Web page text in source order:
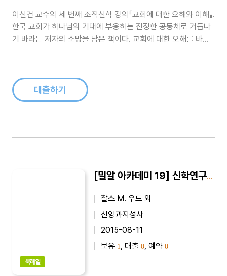
이신건 교수의 세 번째 조직신학 강의『교회에 대한 오해와 이해』.
한국 교회가 하나님의 기대에 부응하는 진정한 공동체로 거듭나
기 바라는 저자의 소망을 담은 책이다. 교회에 대한 오해를 바로
대출하기
북레일
[밀알 아카데미 19] 신학연구 어떻게 할 것인가
찰스 M. 우드 외
신앙과지성사
2015-08-11
보유 1 , 대출 0 , 예약 0